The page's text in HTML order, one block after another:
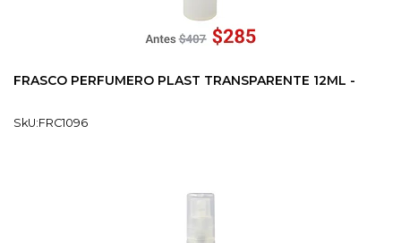
FRASCO PERFUMERO PLAST TRANSPARENTE 12ML -
SkU:FRC1096